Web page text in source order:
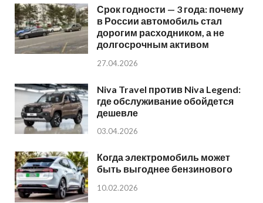
Срок годности — 3 года: почему
в России автомобиль стал
дорогим расходником, а не
долгосрочным активом
27.04.2026
Niva Travel против Niva Legend:
где обслуживание обойдется
дешевле
03.04.2026
Когда электромобиль может
быть выгоднее бензинового
10.02.2026